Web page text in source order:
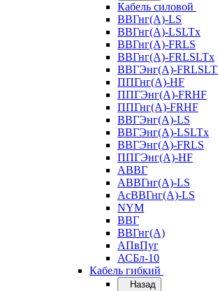
Кабель силовой
ВВГнг(А)-LS
ВВГнг(А)-LSLTx
ВВГнг(А)-FRLS
ВВГнг(А)-FRLSLTx
ВВГЭнг(А)-
ППГнг(А)-HF
ППГЭнг(А)-FRHF
ППГнг(А)-FRHF
ВВГЭнг(А)-LS
ВВГЭнг(А)-LSLTx
ВВГЭнг(А)-FRLS
ППГЭнг(А)-HF
АВВГ
АВВГнг(А)-LS
АсВВГнг(А)-LS
NYM
ВВГ
ВВГнг(А)
АПвПуг
АСБл-10
Кабель гибкий
Назад